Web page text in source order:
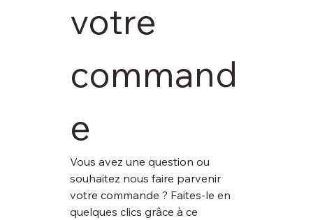
votre
command
e
Vous avez une question ou
souhaitez nous faire parvenir
votre commande ? Faites-le en
quelques clics grâce à ce